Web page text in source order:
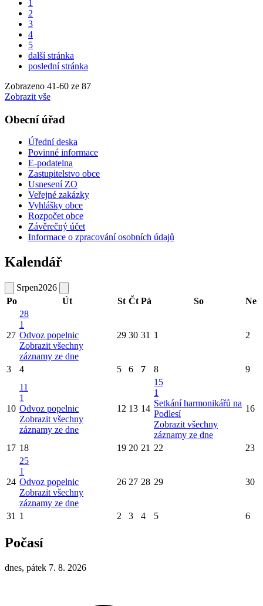
1
2
3
4
5
další stránka
poslední stránka
Zobrazeno 41-60 ze 87
Zobrazit vše
Obecní úřad
Úřední deska
Povinné informace
E-podatelna
Zastupitelstvo obce
Usnesení ZO
Veřejné zakázky
Vyhlášky obce
Rozpočet obce
Závěrečný účet
Informace o zpracování osobních údajů
Kalendář
Srpen2026
Po
Út St Čt Pá So Ne
27
28
1
Odvoz popelnic
Zobrazit všechny
záznamy ze dne
29 30 31 1 2
3 4 5 6 7 8 9
10
11
1
Odvoz popelnic
Zobrazit všechny
záznamy ze dne
12 13 14
15
1
Setkání harmonikářů na
Podlesí
Zobrazit všechny
záznamy ze dne
16
17 18 19 20 21 22 23
24
25
1
Odvoz popelnic
Zobrazit všechny
záznamy ze dne
26 27 28 29 30
31 1 2 3 4 5 6
Počasí
dnes, pátek 7. 8. 2026